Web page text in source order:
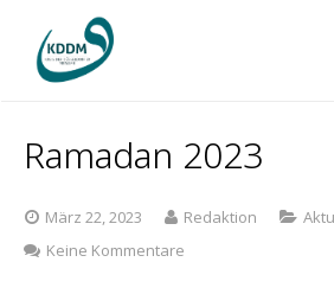
Ramadan 2023
März 22, 2023 Redaktion
Keine Kommentare